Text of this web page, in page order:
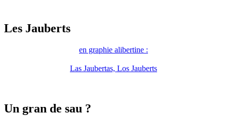
Les Jauberts
en graphie alibertine :
Las Jaubertas, Los Jauberts
Un gran de sau ?